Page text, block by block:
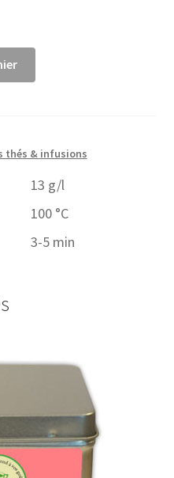
thés & infusions
13 g/l
100 °C
3-5 min